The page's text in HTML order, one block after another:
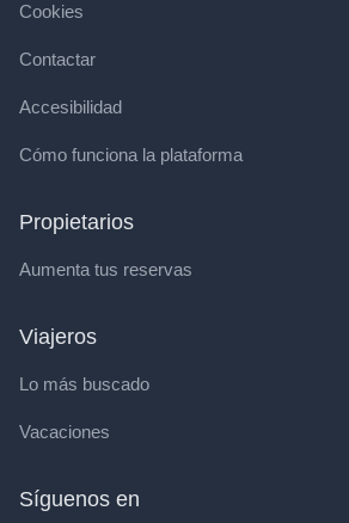
Cookies
Contactar
Accesibilidad
Cómo funciona la plataforma
Propietarios
Aumenta tus reservas
Viajeros
Lo más buscado
Vacaciones
Síguenos en